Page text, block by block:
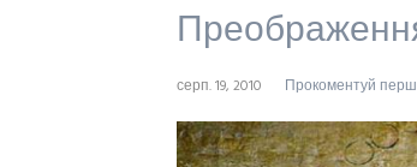
серп. 19, 2010 Прокоментуй